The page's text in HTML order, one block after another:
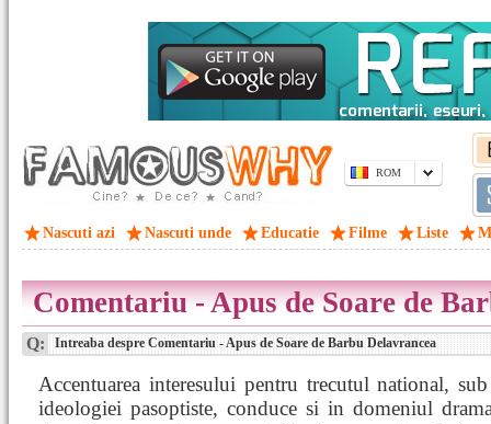
ROM
Nascuti azi Nascuti unde Educatie Filme Liste
Comentariu - Apus de Soare de
Q: Intreaba despre Comentariu - Apus de Soare de Barbu Delavrancea
Accentuarea interesului pentru trecutul national,
ideologiei pasoptiste, conduce si in domeniul